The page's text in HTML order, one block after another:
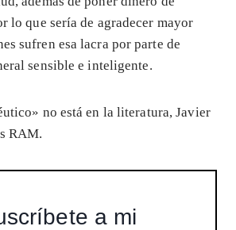
lo que sería de agradecer mayor
sufren esa lacra por parte de
sensible e inteligente.
no está en la literatura, Javier
RAM.
a mi